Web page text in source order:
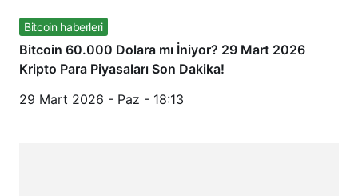
Bitcoin haberleri
Bitcoin 60.000 Dolara mı İniyor? 29 Mart 2026
Kripto Para Piyasaları Son Dakika!
29 Mart 2026 - Paz - 18:13